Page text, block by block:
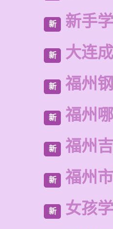
新 新手
新 大连
新 福州
新 福州
新 福州
新 福州
新 女孩